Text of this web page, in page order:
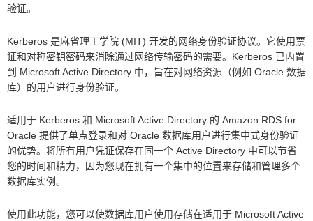
验证。
Kerberos 是麻省理工学院 (MIT) 开发的网络身份验证协议。它使用票
证和对称密钥密码来消除通过网络传输密码的需要。Kerberos 已内置
到 Microsoft Active Directory 中，旨在对网络资源（例如 Oracle 数据
库）的用户进行身份验证。
适用于 Kerberos 和 Microsoft Active Directory 的 Amazon RDS for
Oracle 提供了单点登录和对 Oracle 数据库用户进行集中式身份验证
的优势。将所有用户凭证保存在同一个 Active Directory 中可以节省
您的时间和精力，因为您现在拥有一个集中的位置来存储和管理多个
数据库实例。
使用此功能，您可以使数据库用户使用存储在适用于 Microsoft Active